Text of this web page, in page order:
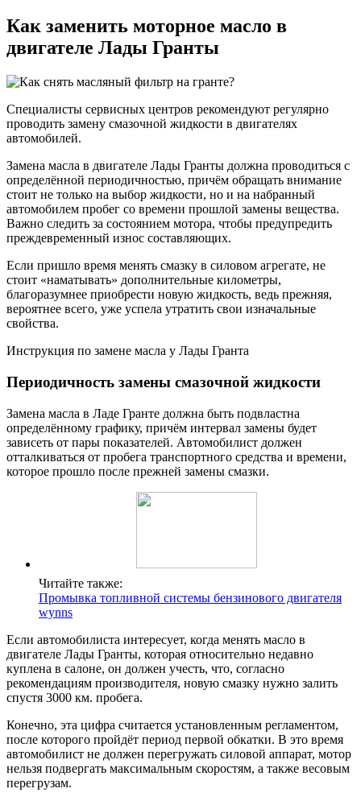
Как заменить моторное масло в
двигателе Лады Гранты
Специалисты сервисных центров рекомендуют регулярно
проводить замену смазочной жидкости в двигателях
автомобилей.
Замена масла в двигателе Лады Гранты должна проводиться с
определённой периодичностью, причём обращать внимание
стоит не только на выбор жидкости, но и на набранный
автомобилем пробег со времени прошлой замены вещества.
Важно следить за состоянием мотора, чтобы предупредить
преждевременный износ составляющих.
Если пришло время менять смазку в силовом агрегате, не
стоит «наматывать» дополнительные километры,
благоразумнее приобрести новую жидкость, ведь прежняя,
вероятнее всего, уже успела утратить свои изначальные
свойства.
Инструкция по замене масла у Лады Гранта
Периодичность замены смазочной жидкости
Замена масла в Ладе Гранте должна быть подвластна
определённому графику, причём интервал замены будет
зависеть от пары показателей. Автомобилист должен
отталкиваться от пробега транспортного средства и времени,
которое прошло после прежней замены смазки.
Читайте также:
Промывка топливной системы бензинового двигателя
wynns
Если автомобилиста интересует, когда менять масло в
двигателе Лады Гранты, которая относительно недавно
куплена в салоне, он должен учесть, что, согласно
рекомендациям производителя, новую смазку нужно залить
спустя 3000 км. пробега.
Конечно, эта цифра считается установленным регламентом,
после которого пройдёт период первой обкатки. В это время
автомобилист не должен перегружать силовой аппарат, мотор
нельзя подвергать максимальным скоростям, а также весовым
перегрузам.